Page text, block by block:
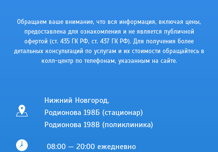
РЕБЁНКА
С
ПЕРВЫХ
ШАГОВ
Обращаем ваше внимание, что вся информация, включая цены,
предоставлена для ознакомления и не является публичной
офертой (ст. 435 ГК РФ, cт. 437 ГК РФ). Для получения более
детальных консультаций по услугам и их стоимости обращайтесь в
колл-центр по телефонам, указанным на сайте.
Нижний Новгород,
Родионова 198Б (стационар)
Родионова 198В (поликлиника)
08:00 — 20:00 ежедневно